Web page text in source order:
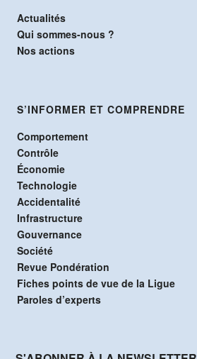
Actualités
Qui sommes-nous ?
Nos actions
S’INFORMER ET COMPRENDRE
Comportement
Contrôle
Économie
Technologie
Accidentalité
Infrastructure
Gouvernance
Société
Revue Pondération
Fiches points de vue de la Ligue
Paroles d’experts